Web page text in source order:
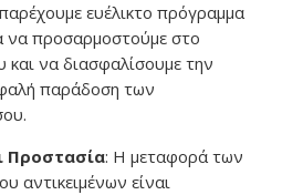
ευέλικτο πρόγραμμα
να προσαρμοστούμε στο
να διασφαλίσουμε την
παράδοση των
Προστασία: Η μεταφορά των
αντικειμένων είναι